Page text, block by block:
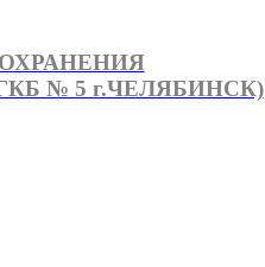
№ 5 г.ЧЕЛЯБИНСК)